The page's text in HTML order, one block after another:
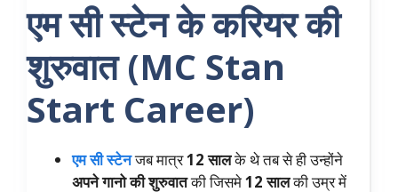
एम सी स्टेन के करियर की
शुरुवात (MC Stan
Start Career)
एम सी स्टेनजब मात्र12 सालके थे तब से ही उन्होंने
अपने गानो की शुरुवातकी जिसमे12 सालकी उम्र में